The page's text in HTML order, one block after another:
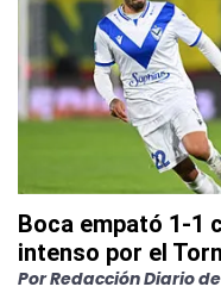
Boca empató 1-1
intenso por el
PorRedacción Diario